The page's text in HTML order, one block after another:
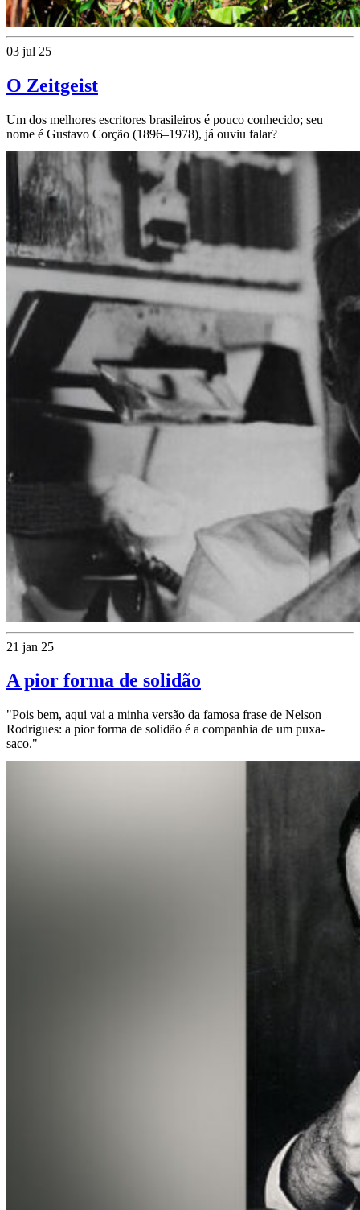
03 jul 25
O Zeitgeist
Um dos melhores escritores brasileiros é pouco conhecido; seu
nome é Gustavo Corção (1896–1978), já ouviu falar?
21 jan 25
A pior forma de solidão
"Pois bem, aqui vai a minha versão da famosa frase de Nelson
Rodrigues: a pior forma de solidão é a companhia de um puxa-
saco."